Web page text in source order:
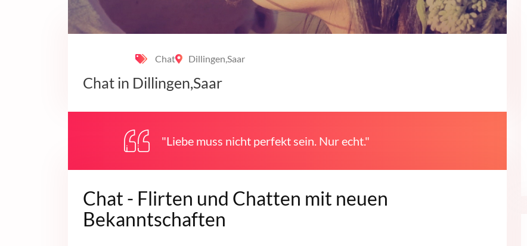
Chat Dillingen,Saar
Chat in Dillingen,Saar
"Liebe muss nicht perfekt sein. Nur echt."
Chat - Flirten und Chatten mit neuen
Bekanntschaften